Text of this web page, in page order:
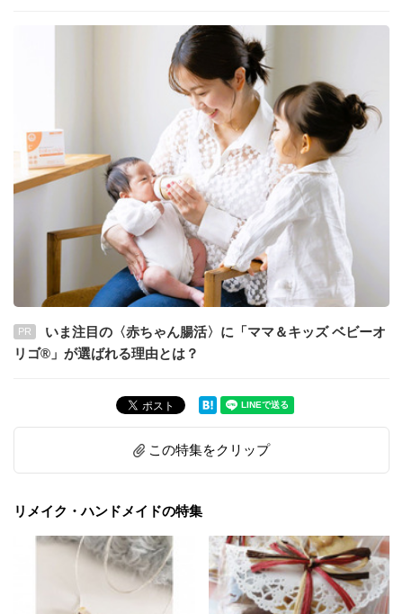
PR
いま注目の〈赤ちゃん腸活〉に「ママ＆キッズ ベビーオ
リゴ®」が選ばれる理由とは？
この特集をクリップ
リメイク・ハンドメイドの特集